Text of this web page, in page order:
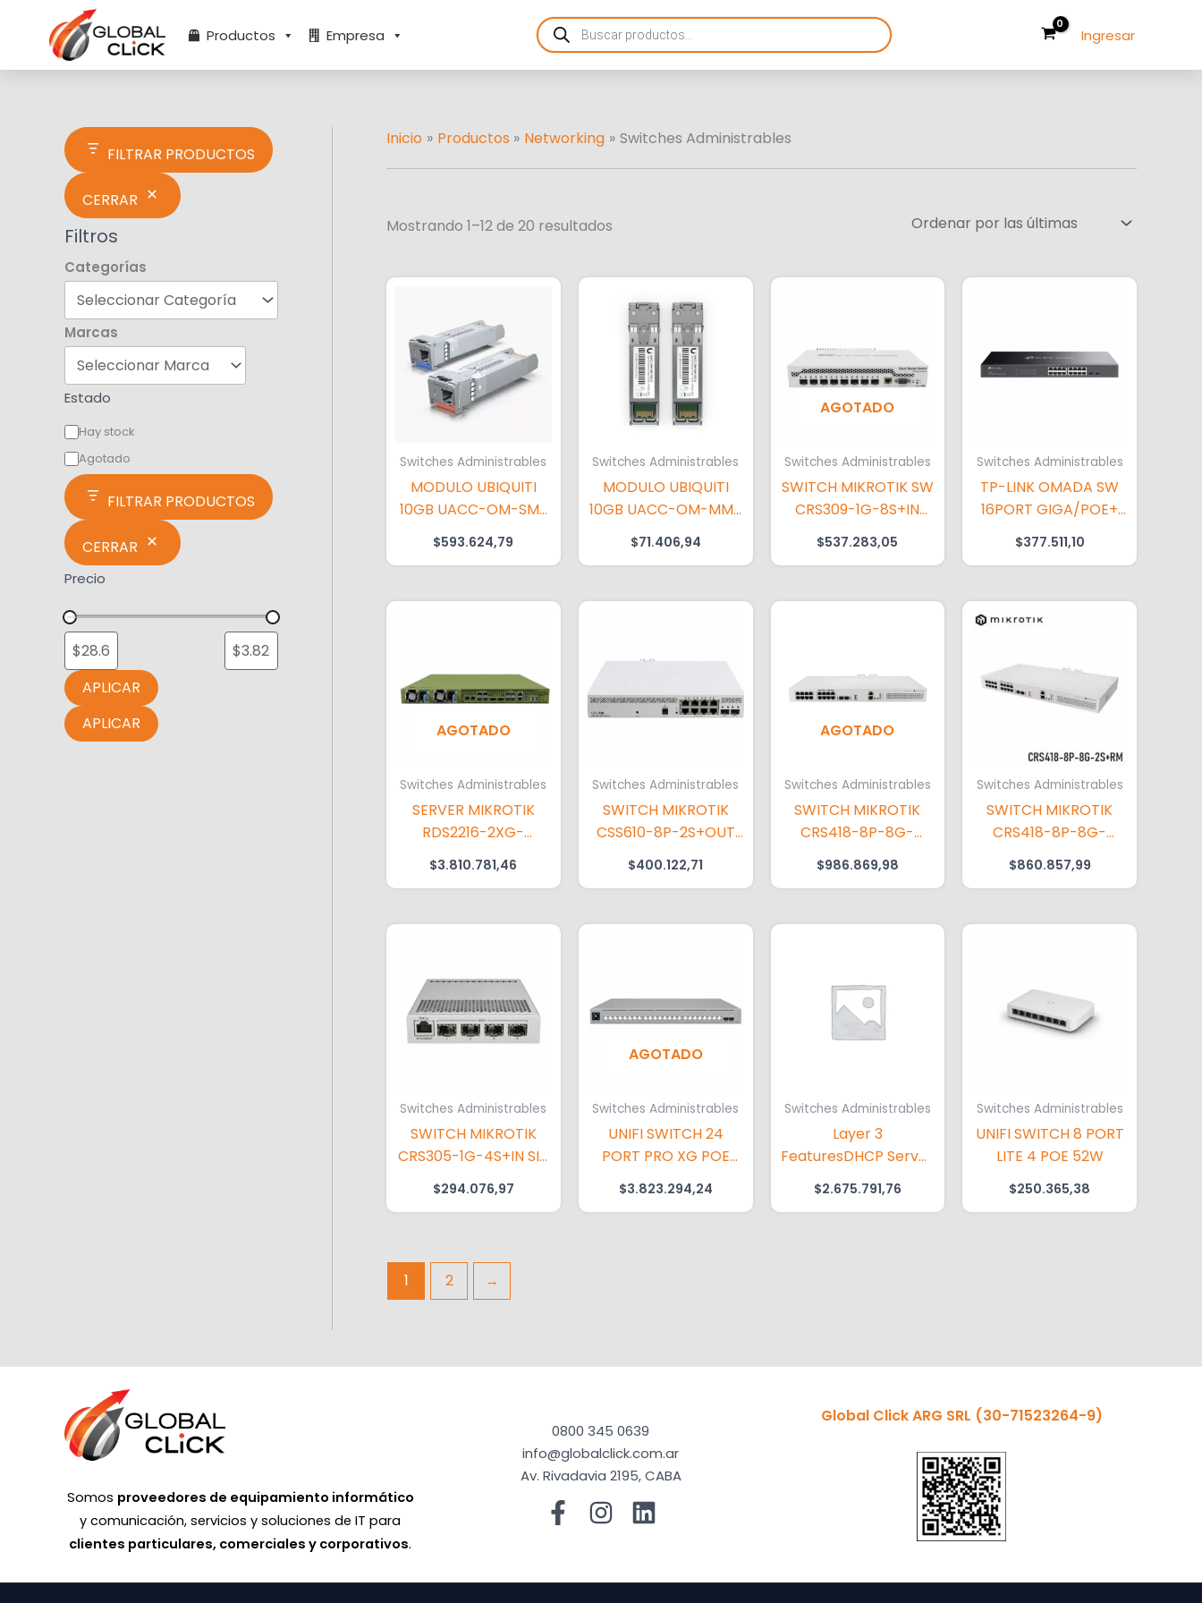
contenido
Productos Empresa
Products
search Ingresar
FILTRAR PRODUCTOS
CERRAR
Filtros
Categorías
Marcas
Estado
s
t
Hay stock
Agotado
FILTRAR PRODUCTOS
CERRAR
Precio
APLICAR
APLICAR
Inicio Productos Networking Switches Administrables
Mostrando 1–12 de 20 resultados
por
más
recientes
Switches Administrables
MODULO UBIQUITI
10GB UACC-OM-SM-
10G-S-2
$593.624,79
Switches Administrables
MODULO UBIQUITI
10GB UACC-OM-MM-
10G-D
$71.406,94
AGOTADO
Switches Administrables
SWITCH MIKROTIK SW
CRS309-1G-8S+IN
S/FTE
$537.283,05
Switches Administrables
TP-LINK OMADA SW
16PORT GIGA/POE+
2SFP
$377.511,10
AGOTADO
Switches Administrables
SERVER MIKROTIK
RDS2216-2XG-
4S+4XS-2XQ
$3.810.781,46
Switches Administrables
SWITCH MIKROTIK
CSS610-8P-2S+OUT
SF
$400.122,71
AGOTADO
Switches Administrables
SWITCH MIKROTIK
CRS418-8P-8G-
2S+5AXQ2AXQ-RM
$986.869,98
Switches Administrables
SWITCH MIKROTIK
CRS418-8P-8G-
2S+RM CF
$860.857,99
Switches Administrables
SWITCH MIKROTIK
CRS305-1G-4S+IN SIN
F
$294.076,97
AGOTADO
Switches Administrables
UNIFI SWITCH 24
PORT PRO XG POE
SFP+
$3.823.294,24
Switches Administrables
Layer 3
FeaturesDHCP Server
(Local Networks)?
DHCP Relay?Inter-
$2.675.791,76
Switches Administrables
UNIFI SWITCH 8 PORT
LITE 4 POE 52W
$250.365,38
1 2 →
Somos proveedores de equipamiento informático
y comunicación, servicios y soluciones de IT para
clientes particulares, comerciales y corporativos.
0800 345 0639
info@globalclick.com.ar
Av. Rivadavia 2195, CABA
Global Click ARG SRL (30-71523264-9)